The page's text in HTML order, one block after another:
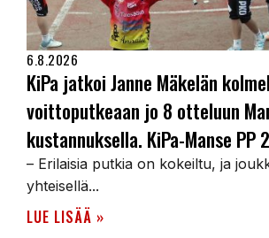
6.8.2026
KiPa jatkoi Janne Mäkelän
voittoputkeaan jo 8 otteluun
kustannuksella. KiPa-Manse
– Erilaisia putkia on kokeiltu, ja
yhteisellä...
LUE LISÄÄ »